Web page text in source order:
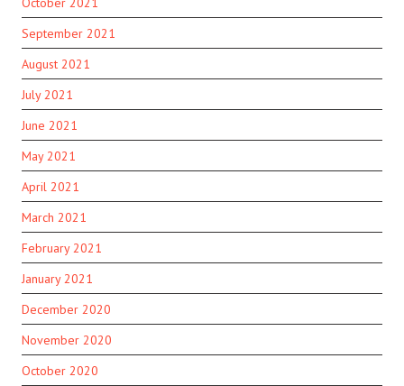
September 2021
August 2021
July 2021
June 2021
May 2021
April 2021
March 2021
February 2021
January 2021
December 2020
November 2020
October 2020